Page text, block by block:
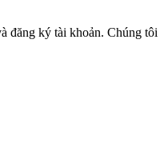
đăng ký tài khoản. Chúng tôi